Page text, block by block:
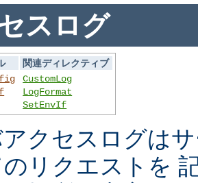
スログ
関連ディレクティブ
CustomLog
LogFormat
SetEnvIf
クセスログは
リクエストを